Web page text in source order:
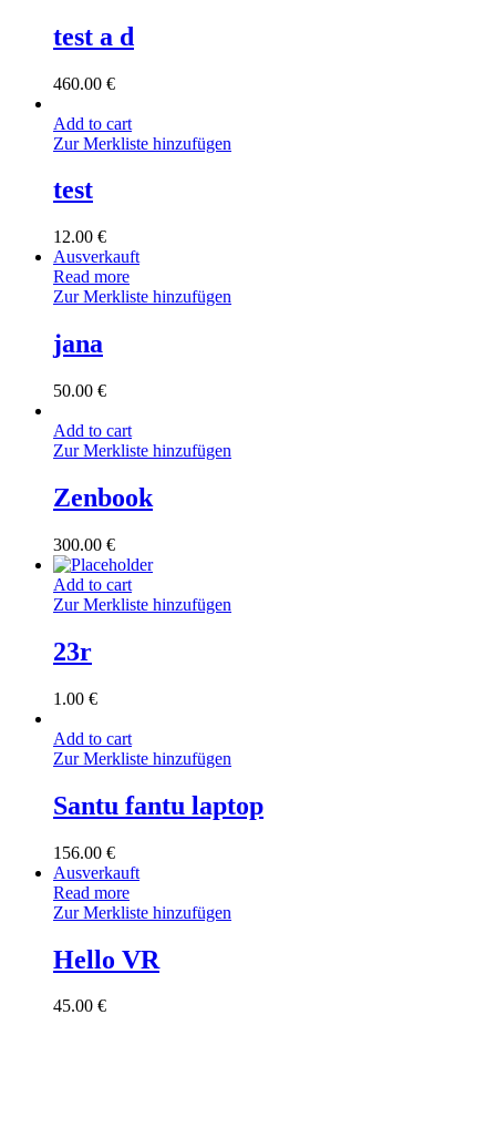
test a d
460.00 €
Add to cart
Zur Merkliste hinzufügen
test
12.00 €
Ausverkauft
Read more
Zur Merkliste hinzufügen
jana
50.00 €
Add to cart
Zur Merkliste hinzufügen
Zenbook
300.00 €
Add to cart
Zur Merkliste hinzufügen
23r
1.00 €
Add to cart
Zur Merkliste hinzufügen
Santu fantu laptop
156.00 €
Ausverkauft
Read more
Zur Merkliste hinzufügen
Hello VR
45.00 €